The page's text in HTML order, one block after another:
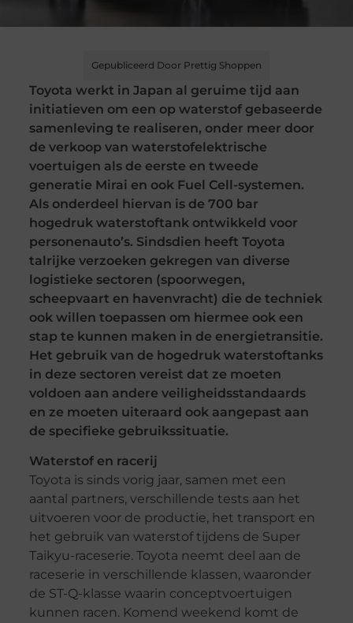
Gepubliceerd Door Prettig Shoppen
Toyota werkt in Japan al geruime tijd aan
initiatieven om een ​​op waterstof gebaseerde
samenleving te realiseren, onder meer door
de verkoop van waterstofelektrische
voertuigen als de eerste en tweede
generatie Mirai en ook Fuel Cell-systemen.
Als onderdeel hiervan is de 700 bar
hogedruk waterstoftank ontwikkeld voor
personenauto’s. Sindsdien heeft Toyota
talrijke verzoeken gekregen van diverse
logistieke sectoren (spoorwegen,
scheepvaart en havenvracht) die de techniek
ook willen toepassen om hiermee ook een
stap te kunnen maken in de energietransitie.
Het gebruik van de hogedruk waterstoftanks
in deze sectoren vereist dat ze moeten
voldoen aan andere veiligheidsstandaards
en ze moeten uiteraard ook aangepast aan
de specifieke gebruikssituatie.
Waterstof en racerij
Toyota is sinds vorig jaar, samen met een
aantal partners, verschillende tests aan het
uitvoeren voor de productie, het transport en
het gebruik van waterstof tijdens de Super
Taikyu-raceserie. Toyota neemt deel aan de
raceserie in verschillende klassen, waaronder
de ST-Q-klasse waarin conceptvoertuigen
kunnen racen. Komend weekend komt de